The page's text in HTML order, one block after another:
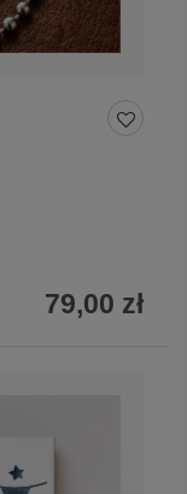
79,00 zł